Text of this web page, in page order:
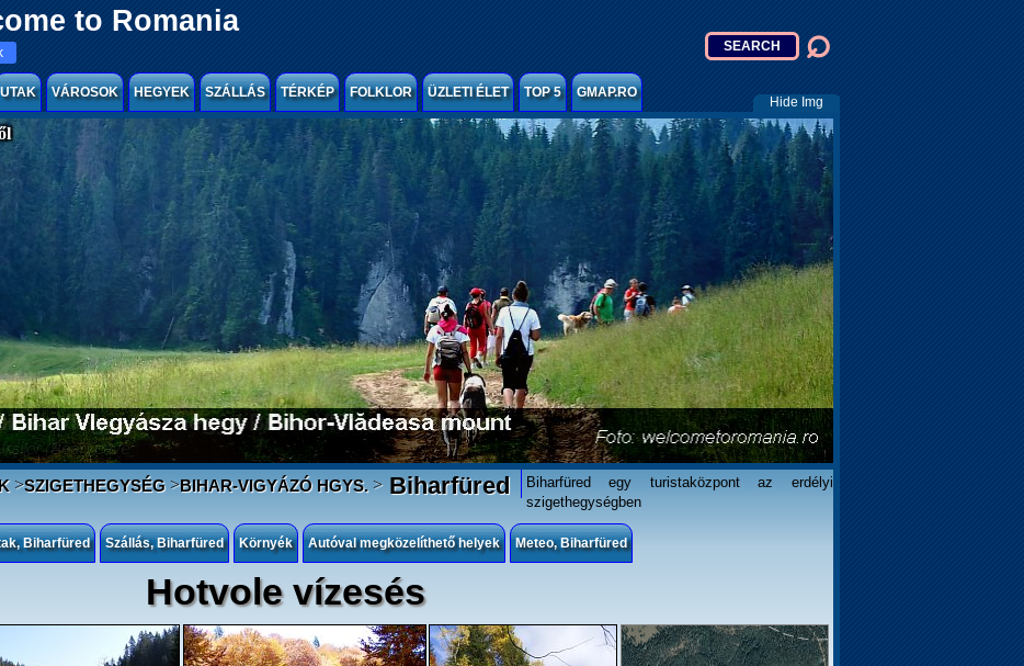
to Romania
UTAK VÁROSOK HEGYEK SZÁLLÁS TÉRKÉP FOLKLOR ÜZLETI ÉLET TOP 5 GMAP.RO
Hide Img
>SZIGETHEGYSÉG>BIHAR-VIGYÁZÓ HGYS. >Biharfüred
Biharfüred egy turistaközpont az erdélyi
szigethegységben
Biharfüred Szállás, Biharfüred Környék Autóval megközelíthető helyek Meteo, Biharfüred
Hotvole vízesés